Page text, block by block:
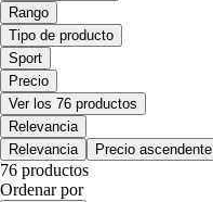
Rango
Tipo de producto
Sport
Precio
Ver los 76 productos
Relevancia
Relevancia
Precio ascendente
76 productos
Ordenar por